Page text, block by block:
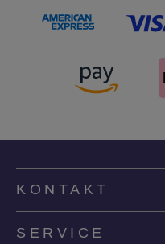
KONTAKT
SERVICE